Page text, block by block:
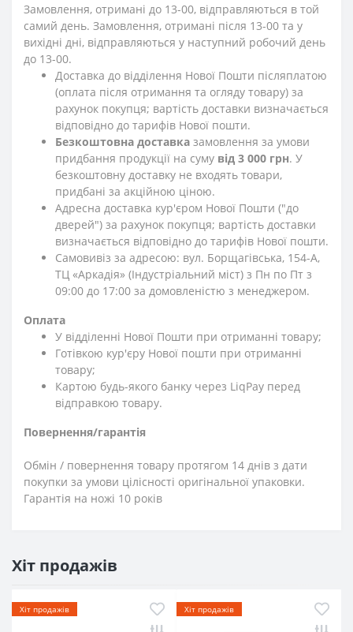
Замовлення, отримані до 13-00, відправляються в той
самий день. Замовлення, отримані після 13-00 та у
вихідні дні, відправляються у наступний робочий день
до 13-00.
Доставка до відділення Нової Пошти післяплатою
(оплата після отримання та огляду товару) за
рахунок покупця; вартість доставки визначається
відповідно до тарифів Нової пошти.
Безкоштовна доставка замовлення за умови
придбання продукції на суму від 3 000 грн. У
безкоштовну доставку не входять товари,
придбані за акційною ціною.
Адресна доставка кур'єром Нової Пошти ("до
дверей") за рахунок покупця; вартість доставки
визначається відповідно до тарифів Нової пошти.
Самовивіз за адресою: вул. Борщагівська, 154-А,
ТЦ «Аркадія» (Індустріальний міст) з Пн по Пт з
09:00 до 17:00 за домовленістю з менеджером.
Оплата
У відділенні Нової Пошти при отриманні товару;
Готівкою кур'єру Нової пошти при отриманні
товару;
Картою будь-якого банку через LiqPay перед
відправкою товару.
Повернення/гарантія
Обмін / повернення товару протягом 14 днів з дати
покупки за умови цілісності оригінальної упаковки.
Гарантія на ножі 10 років
Хіт продажів
Хіт продажів Хіт продажів